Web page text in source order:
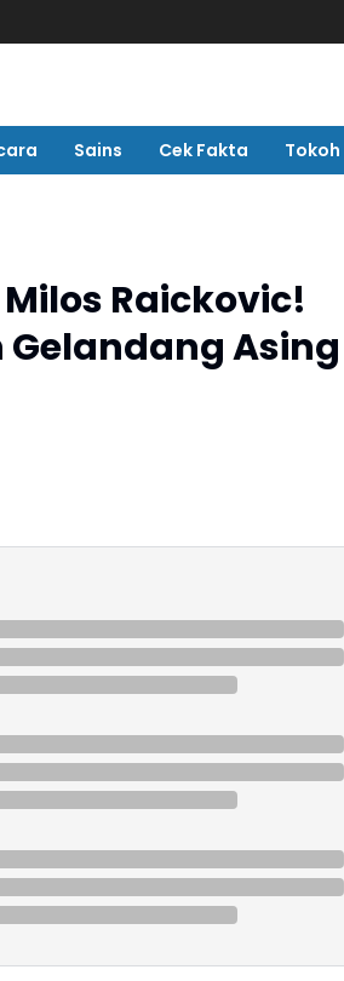
Sains Cek Fakta Tokoh
Raickovic!
Asing